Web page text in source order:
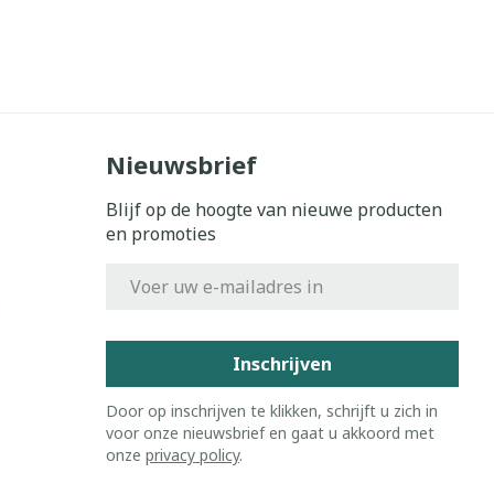
Nieuwsbrief
Blijf op de hoogte van nieuwe producten
en promoties
Inschrijven
Door op inschrijven te klikken, schrijft u zich in
voor onze nieuwsbrief en gaat u akkoord met
onze privacy policy.